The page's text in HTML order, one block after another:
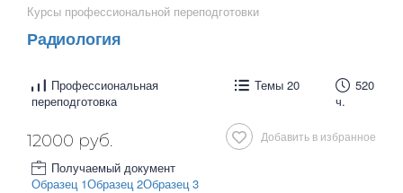
Курсы профессиональной переподготовки
Радиология
Профессиональная
переподготовка
Темы 20
520
ч.
Добавить в избранное
12000 руб.
Получаемый документ
Образец 1Образец 2Образец 3